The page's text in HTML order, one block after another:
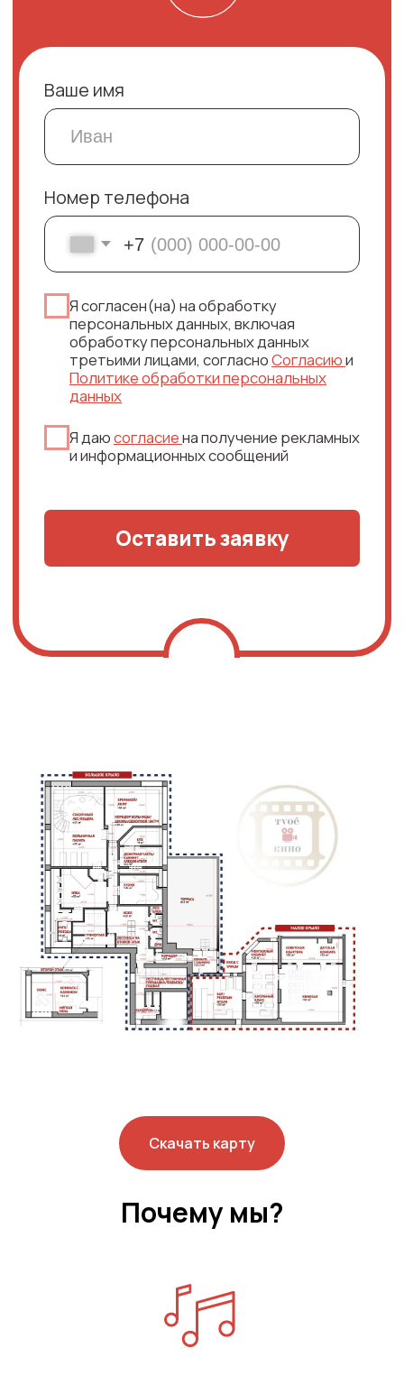
Скачать карту
Почему мы?